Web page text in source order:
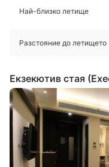
Най-близко летище
Разстояние до летището
Екзекютив стая